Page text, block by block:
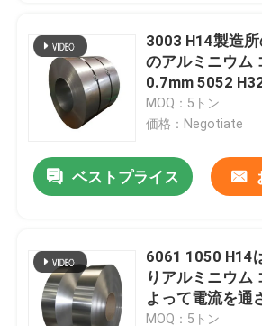
品質管理
製造所の終わりのアルミニウム
色の上塗を施してあるアルミニ
冷間圧延されたアルミニウム コイ
3003 H14製造
のアルミニウム
0.7mm 5052
MOQ：5トン
価格：Negotiate
ベストプライス
6061 1050 H14
りアルミニウム
よって電流を通
ウムを転がした
MOQ：5トン